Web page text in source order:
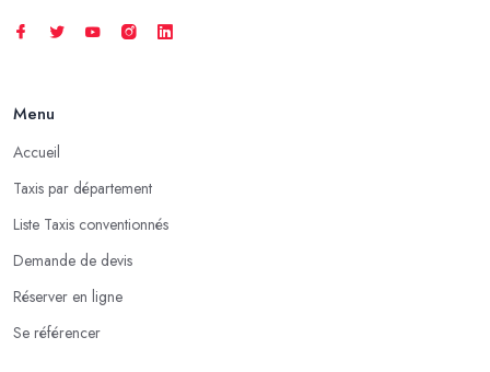
Menu
Accueil
Taxis par département
Liste Taxis conventionnés
Demande de devis
Réserver en ligne
Se référencer